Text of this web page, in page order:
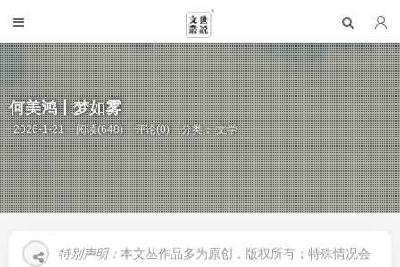
何美鸿丨梦如雾
2026-1-21 阅读(648) 评论(0) 分类：文学
特别声明： 本文丛作品多为原创，版权所有；特殊情况会